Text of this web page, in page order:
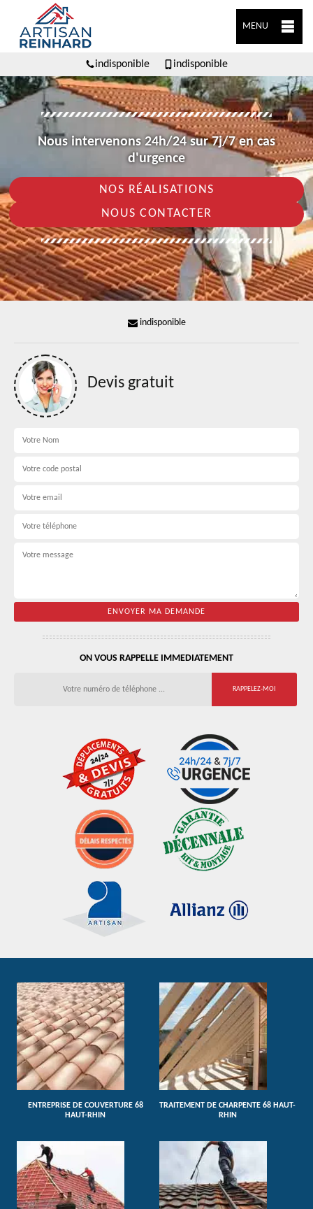
MENU
indisponible indisponible
Nous intervenons 24h/24 sur 7j/7 en cas
d'urgence
NOS RÉALISATIONS
NOUS CONTACTER
indisponible
Devis gratuit
ON VOUS RAPPELLE IMMEDIATEMENT
ENTREPRISE DE COUVERTURE 68
HAUT-RHIN
TRAITEMENT DE CHARPENTE 68 HAUT-
RHIN